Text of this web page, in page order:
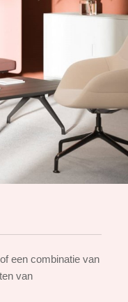
een combinatie van
van